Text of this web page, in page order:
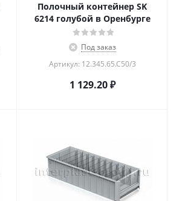
Полочный контейнер SK
6214 голубой в Оренбурге
Под заказ
Артикул: 12.345.65.С50/3
1 129.20₽